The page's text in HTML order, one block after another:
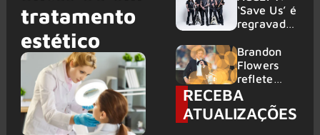
tratamento
estético
“Fortress”
gravada
am Ring
2026
‘Save Us’ é
regravada
membros
do GHOST
e KORN
Brandon
Flowers
reflete
sobre o
futuro e
levanta
RECEBA
ATUALIZAÇÕES